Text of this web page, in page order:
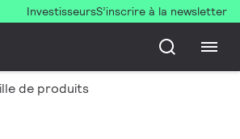
InvestisseursS’inscrire à la newsletter
de produits